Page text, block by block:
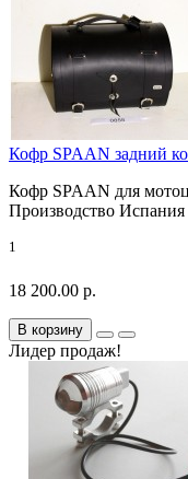
Кофр SPAAN задний
Кофр SPAAN для
Производство
1
18 200.00 р.
В корзину
Лидер продаж!